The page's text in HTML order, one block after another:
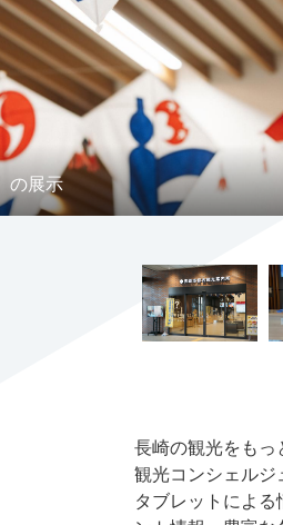
の展示
長崎の観光をもっ
観光コンシェルジ
タブレットによ